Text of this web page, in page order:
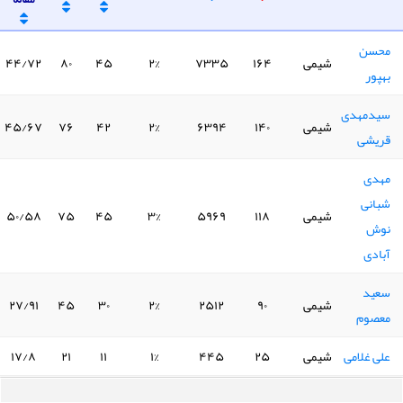
۴۴/۷۲ ۸۰ ۴۵ ۲% ۷۳۳۵ ۱۶۴ شیمی
محسن
بهپور
۴۵/۶۷ ۷۶ ۴۲ ۲% ۶۳۹۴ ۱۴۰ شیمی سیدمهدی
قریشی
۵۰/۵۸ ۷۵ ۴۵ ۳% ۵۹۶۹ ۱۱۸ شیمی
مهدی
شبانی
نوش
آبادی
۲۷/۹۱ ۴۵ ۳۰ ۲% ۲۵۱۲ ۹۰ شیمی
سعید
معصوم
۱۷/۸
۲۱ ۱۱ ۱% ۴۴۵ ۲۵ شیمی علی غلامی